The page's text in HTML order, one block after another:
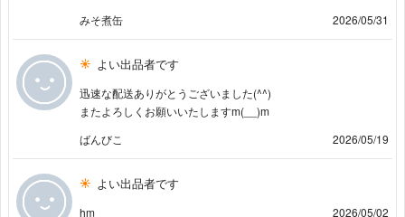
みそ煮缶
2026/05/31
よい出品者です
迅速な配送ありがとうございました(^^)
またよろしくお願いいたしますm(__)m
ばんびこ
2026/05/19
よい出品者です
hm 2026/05/02